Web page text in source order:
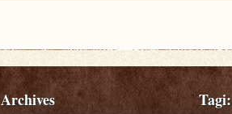
Archives Tagi: